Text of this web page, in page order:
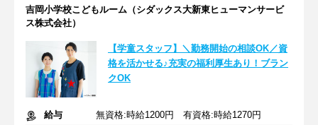
吉岡小学校こどもルーム（シダックス大新東ヒューマンサービ
ス株式会社）
【学童スタッフ】＼勤務開始の相談OK／資
格を活かせる♪充実の福利厚生あり！ブラン
クOK
給与
無資格:時給1200円 有資格:時給1270円